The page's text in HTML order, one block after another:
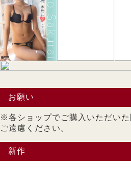
お願い
※各ショップでご購入いただい
ご遠慮ください
新作